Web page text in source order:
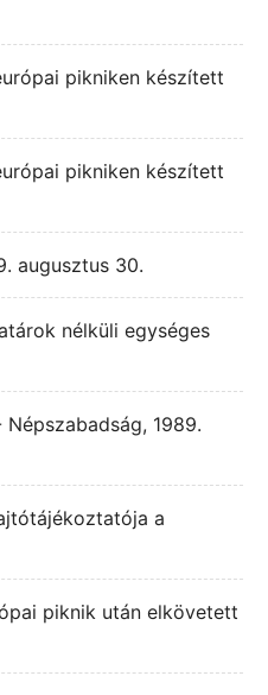
pikniken készített
pikniken készített
augusztus 30.
nélküli egységes
1989.
a
piknik után elkövetett